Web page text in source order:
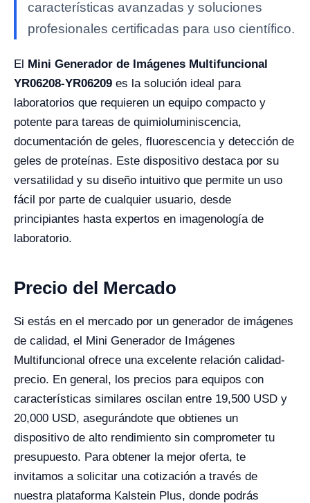
características avanzadas y soluciones
profesionales certificadas para uso científico.
El Mini Generador de Imágenes Multifuncional
YR06208-YR06209 es la solución ideal para
laboratorios que requieren un equipo compacto y
potente para tareas de quimioluminiscencia,
documentación de geles, fluorescencia y detección de
geles de proteínas. Este dispositivo destaca por su
versatilidad y su diseño intuitivo que permite un uso
fácil por parte de cualquier usuario, desde
principiantes hasta expertos en imagenología de
laboratorio.
Precio del Mercado
Si estás en el mercado por un generador de imágenes
de calidad, el Mini Generador de Imágenes
Multifuncional ofrece una excelente relación calidad-
precio. En general, los precios para equipos con
características similares oscilan entre 19,500 USD y
20,000 USD, asegurándote que obtienes un
dispositivo de alto rendimiento sin comprometer tu
presupuesto. Para obtener la mejor oferta, te
invitamos a solicitar una cotización a través de
nuestra plataforma Kalstein Plus, donde podrás